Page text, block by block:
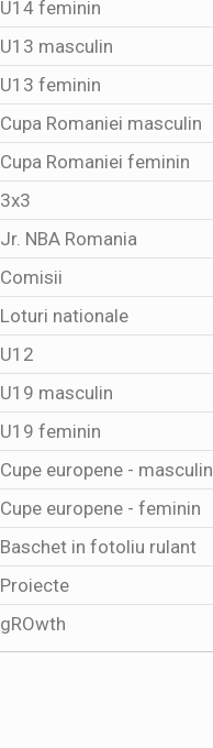
U14 feminin
U13 masculin
U13 feminin
Cupa Romaniei masculin
Cupa Romaniei feminin
3x3
Jr. NBA Romania
Comisii
Loturi nationale
U12
U19 masculin
U19 feminin
Cupe europene - masculin
Cupe europene - feminin
Baschet in fotoliu rulant
Proiecte
gROwth